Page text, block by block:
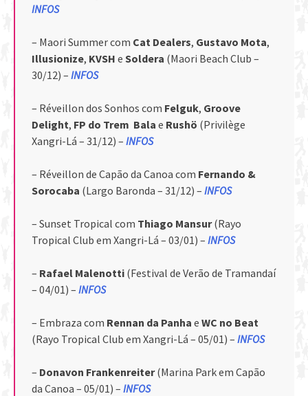
INFOS
– Maori Summer com Cat Dealers, Gustavo Mota,
Illusionize, KVSH e Soldera (Maori Beach Club –
30/12) – INFOS
– Réveillon dos Sonhos com Felguk, Groove
Delight, FP do Trem Bala e Rushö (Privilège
Xangri-Lá – 31/12) – INFOS
– Réveillon de Capão da Canoa com Fernando &
Sorocaba (Largo Baronda – 31/12) – INFOS
– Sunset Tropical com Thiago Mansur(Rayo
Tropical Club em Xangri-Lá – 03/01) – INFOS
– Rafael Malenotti (Festival de Verão de Tramandaí
– 04/01) – INFOS
– Embraza com Rennan da Panha e WC no Beat
(Rayo Tropical Club em Xangri-Lá – 05/01) – INFOS
– Donavon Frankenreiter(Marina Park em Capão
da Canoa – 05/01) – INFOS